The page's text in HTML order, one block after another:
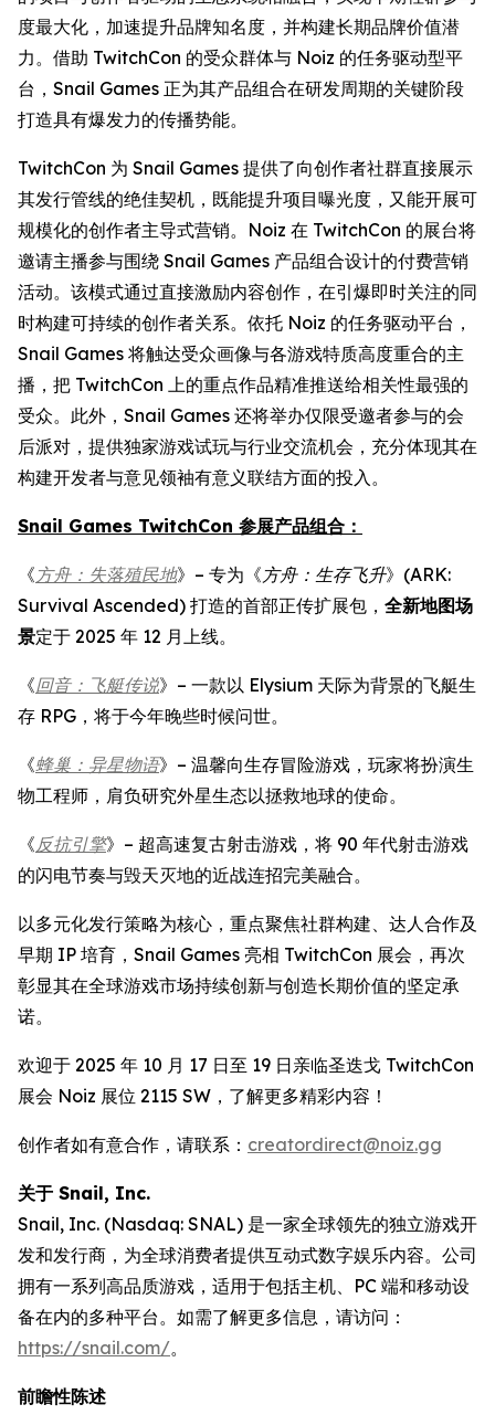
度最大化，加速提升品牌知名度，并构建长期品牌价值潜
力。借助 TwitchCon 的受众群体与 Noiz 的任务驱动型平
台，Snail Games 正为其产品组合在研发周期的关键阶段
打造具有爆发力的传播势能。
TwitchCon 为 Snail Games 提供了向创作者社群直接展示
其发行管线的绝佳契机，既能提升项目曝光度，又能开展可
规模化的创作者主导式营销。Noiz 在 TwitchCon 的展台将
邀请主播参与围绕 Snail Games 产品组合设计的付费营销
活动。该模式通过直接激励内容创作，在引爆即时关注的同
时构建可持续的创作者关系。依托 Noiz 的任务驱动平台，
Snail Games 将触达受众画像与各游戏特质高度重合的主
播，把 TwitchCon 上的重点作品精准推送给相关性最强的
受众。此外，Snail Games 还将举办仅限受邀者参与的会
后派对，提供独家游戏试玩与行业交流机会，充分体现其在
构建开发者与意见领袖有意义联结方面的投入。
Snail Games TwitchCon 参展产品组合：
《方舟：失落殖民地》– 专为《方舟：生存飞升》(ARK:
Survival Ascended) 打造的首部正传扩展包， 全新地图场
景定于 2025 年 12 月上线。
《回音：飞艇传说》– 一款以 Elysium 天际为背景的飞艇生
存 RPG，将于今年晚些时候问世。
《蜂巢：异星物语》– 温馨向生存冒险游戏，玩家将扮演生
物工程师，肩负研究外星生态以拯救地球的使命。
《反抗引擎》– 超高速复古射击游戏，将 90 年代射击游戏
的闪电节奏与毁天灭地的近战连招完美融合。
以多元化发行策略为核心，重点聚焦社群构建、达人合作及
早期 IP 培育，Snail Games 亮相 TwitchCon 展会，再次
彰显其在全球游戏市场持续创新与创造长期价值的坚定承
诺。
欢迎于 2025 年 10 月 17 日至 19 日亲临圣迭戈 TwitchCon
展会 Noiz 展位 2115 SW，了解更多精彩内容！
创作者如有意合作，请联系： creatordirect@noiz.gg
关于 Snail, Inc.
Snail, Inc. (Nasdaq: SNAL) 是一家全球领先的独立游戏开
发和发行商，为全球消费者提供互动式数字娱乐内容。公司
拥有一系列高品质游戏，适用于包括主机、PC 端和移动设
备在内的多种平台。如需了解更多信息，请访问：
https://snail.com/。
前瞻性陈述